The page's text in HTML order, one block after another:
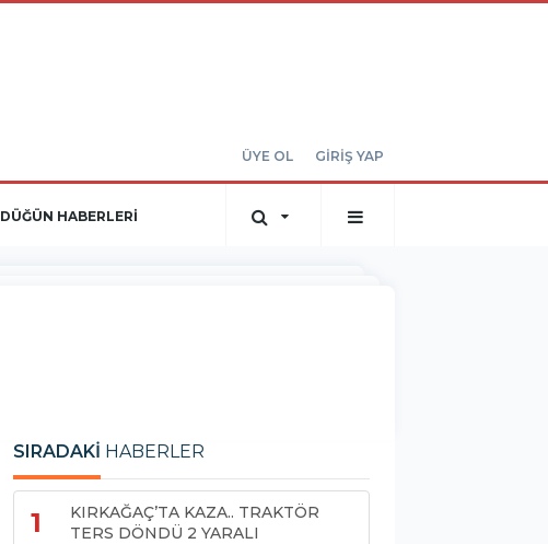
ÜYE OL GİRİŞ YAP
DÜĞÜN HABERLERİ
SIRADAKİ HABERLER
1
KIRKAĞAÇ’TA KAZA.. TRAKTÖR
TERS DÖNDÜ 2 YARALI